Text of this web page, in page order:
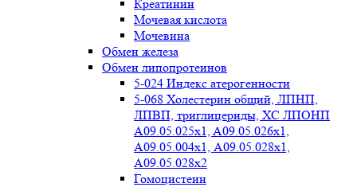
Креатинин
Мочевая кислота
Мочевина
Обмен железа
Обмен липопротеинов
5-024 Индекс атерогенности
5-068 Холестерин общий, ЛПНП,
ЛПВП, триглицериды, ХС ЛПОНП
А09.05.025x1, A09.05.026х1,
А09.05.004х1, А09.05.028х1,
А09.05.028х2
Гомоцистеин